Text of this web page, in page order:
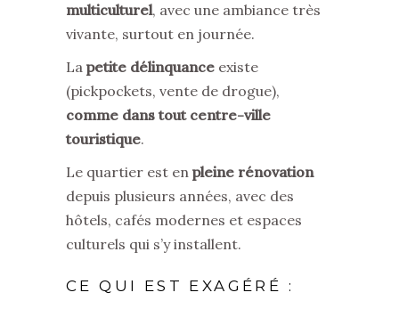
multiculturel, avec une ambiance très
vivante, surtout en journée.
La petite délinquance existe
(pickpockets, vente de drogue),
comme dans tout centre-ville
touristique.
Le quartier est en pleine rénovation
depuis plusieurs années, avec des
hôtels, cafés modernes et espaces
culturels qui s’y installent.
CE QUI EST EXAGÉRÉ :